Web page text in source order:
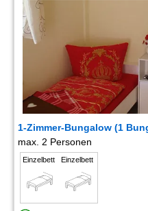
1-Zimmer-Bungalow (1
max. 2 Personen
Einzelbett Einzelbett